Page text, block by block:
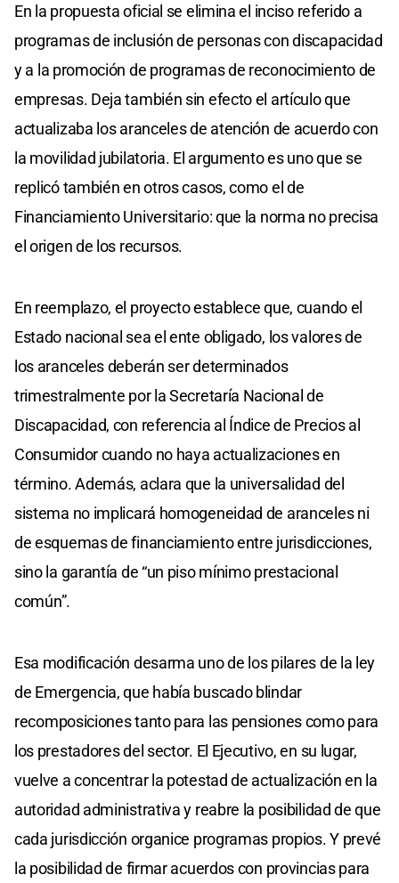
En la propuesta oficial se elimina el inciso referido a
programas de inclusión de personas con discapacidad
y a la promoción de programas de reconocimiento de
empresas. Deja también sin efecto el artículo que
actualizaba los aranceles de atención de acuerdo con
la movilidad jubilatoria. El argumento es uno que se
replicó también en otros casos, como el de
Financiamiento Universitario: que la norma no precisa
el origen de los recursos.
En reemplazo, el proyecto establece que, cuando el
Estado nacional sea el ente obligado, los valores de
los aranceles deberán ser determinados
trimestralmente por la Secretaría Nacional de
Discapacidad, con referencia al Índice de Precios al
Consumidor cuando no haya actualizaciones en
término. Además, aclara que la universalidad del
sistema no implicará homogeneidad de aranceles ni
de esquemas de financiamiento entre jurisdicciones,
sino la garantía de “un piso mínimo prestacional
común”.
Esa modificación desarma uno de los pilares de la ley
de Emergencia, que había buscado blindar
recomposiciones tanto para las pensiones como para
los prestadores del sector. El Ejecutivo, en su lugar,
vuelve a concentrar la potestad de actualización en la
autoridad administrativa y reabre la posibilidad de que
cada jurisdicción organice programas propios. Y prevé
la posibilidad de firmar acuerdos con provincias para